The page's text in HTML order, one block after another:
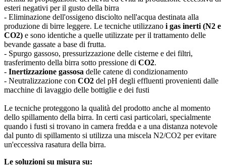
esteri negativi per il gusto della birra
- Eliminazione dell'ossigeno disciolto nell'acqua destinata alla
produzione di birre leggere. Le tecniche utilizzano i gas inerti (N2 e
CO2) e sono identiche a quelle utilizzate per il trattamento delle
bevande gassate a base di frutta.
- Spurgo gassoso, pressurizzazione delle cisterne e dei filtri,
trasferimento della birra sotto pressione di CO2.
- Inertizzazione gassosa delle catene di condizionamento
- Neutralizzazione con CO2 del pH degli effluenti provenienti dalle
macchine di lavaggio delle bottiglie e dei fusti
Le tecniche proteggono la qualità del prodotto anche al momento
dello spillamento della birra. In certi casi particolari, specialmente
quando i fusti si trovano in camera fredda e a una distanza notevole
dal punto di spillamento si utilizza una miscela N2/CO2 per evitare
un'eccessiva rasatura della birra.
Le soluzioni su misura su: